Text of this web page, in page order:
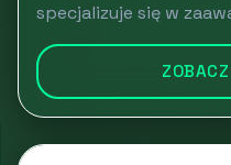
specjalizuje się w